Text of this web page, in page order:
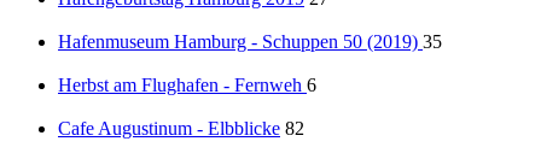
Hafenmuseum Hamburg - Schuppen 50 (2019) 35
Herbst am Flughafen - Fernweh 6
Cafe Augustinum - Elbblicke 82